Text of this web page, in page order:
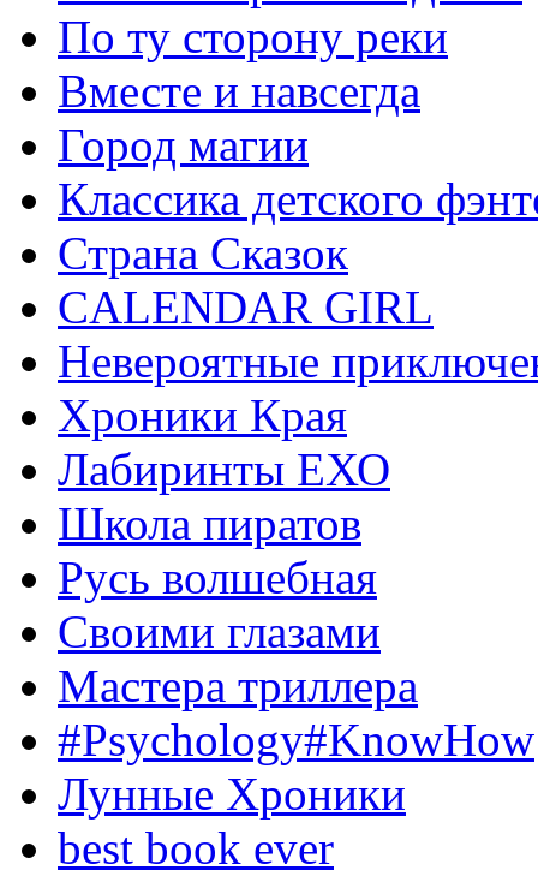
По ту сторону реки
Вместе и навсегда
Город магии
Классика детского
Страна Сказок
CALENDAR GIRL
Невероятные
Хроники Края
Лабиринты ЕХО
Школа пиратов
Русь волшебная
Своими глазами
Мастера триллера
#Psychology#KnowHow
Лунные Хроники
best book ever